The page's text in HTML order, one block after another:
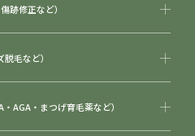
跡修正など）
毛など）
・AGA・まつげ育毛薬など）